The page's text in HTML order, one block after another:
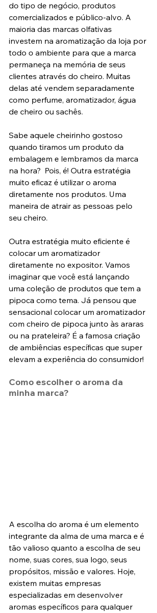
do tipo de negócio, produtos
comercializados e público-alvo. A
maioria das marcas olfativas
investem na aromatização da loja por
todo o ambiente para que a marca
permaneça na memória de seus
clientes através do cheiro. Muitas
delas até vendem separadamente
como perfume, aromatizador, água
de cheiro ou sachês.
Sabe aquele cheirinho gostoso
quando tiramos um produto da
embalagem e lembramos da marca
na hora?  Pois, é! Outra estratégia
muito eficaz é utilizar o aroma
diretamente nos produtos. Uma
maneira de atrair as pessoas pelo
seu cheiro.
Outra estratégia muito eficiente é
colocar um aromatizador
diretamente no expositor. Vamos
imaginar que você está lançando
uma coleção de produtos que tem a
pipoca como tema. Já pensou que
sensacional colocar um aromatizador
com cheiro de pipoca junto às araras
ou na prateleira? É a famosa criação
de ambiências específicas que super
elevam a experiência do consumidor!
Como escolher o aroma da
minha marca?
A escolha do aroma é um elemento
integrante da alma de uma marca e é
tão valioso quanto a escolha de seu
nome, suas cores, sua logo, seus
propósitos, missão e valores. Hoje,
existem muitas empresas
especializadas em desenvolver
aromas específicos para qualquer